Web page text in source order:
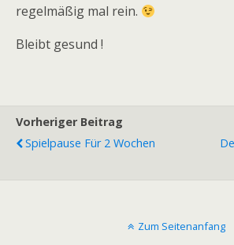
regelmäßig mal rein.
Bleibt gesund !
Vorheriger Beitrag
Spielpause Für 2 Wochen
Zum Seitenanfang